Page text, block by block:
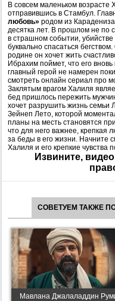
В совсем маленьком
отправившись в Стамбул.
любовь» родом из
десятка лет. В прошлом не по
в страшном событии,
буквально спасаться
родине он хочет жить
Ибрахим поймет, что его
главный герой не намерен
смотреть онлайн сериал про
Заклятым врагом Халиля
бед пришлось пережить
хочет разрушить жизнь семьи
Зейнеп Лето, которой
планы на месть становятся
что для него важнее, крепкая
за беды в его жизни. Начните
Халиля и его крепкие чувства
Извините,
СОВЕТУЕМ ТАКЖЕ
Мавлана Джалаладдин